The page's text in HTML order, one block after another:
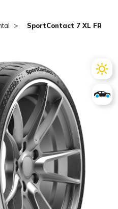
SportContact 7 XL FR Evc